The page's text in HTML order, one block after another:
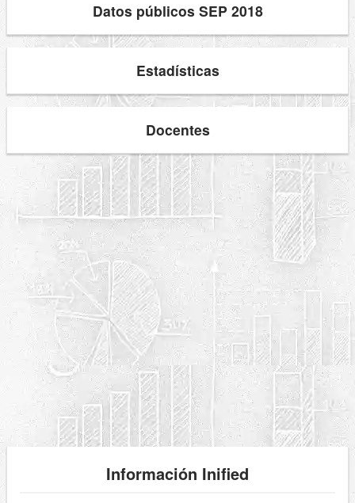
Datos públicos SEP 2018
Estadísticas
Docentes
Información Inified